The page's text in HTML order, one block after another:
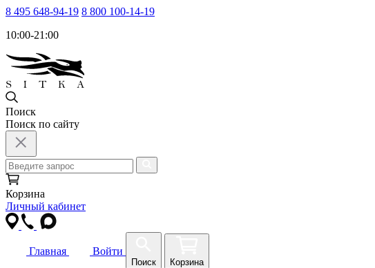
8 495 648-94-19 8 800 100-14-19
10:00-21:00
Поиск
Поиск по сайту
Корзина
Личный кабинет
Главная Войти
Поиск Корзина